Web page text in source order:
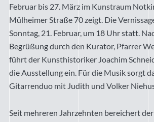
Februar bis 27. März im Kunstraum
Mülheimer Straße 70 zeigt. Die
Sonntag, 21. Februar, um 18 Uhr statt.
Begrüßung durch den Kurator, Pfarrer
führt der Kunsthistoriker Joachim
die Ausstellung ein. Für die Musik sorgt
Gitarrenduo mit Judith und Volker
Seit mehreren Jahrzehnten bereichert